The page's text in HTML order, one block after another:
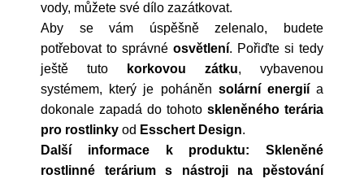
vody, můžete své dílo zazátkovat.
Aby se vám úspěšně zelenalo, budete
potřebovat to správné osvětlení. Pořiďte si tedy
ještě tuto
korkovou zátku, vybavenou
systémem, který je poháněn solární energiía
dokonale zapadá do tohoto skleněného terária
pro rostlinky od Esschert Design.
Další informace k produktu: Skleněné
rostlinné terárium s nástroji na pěstování